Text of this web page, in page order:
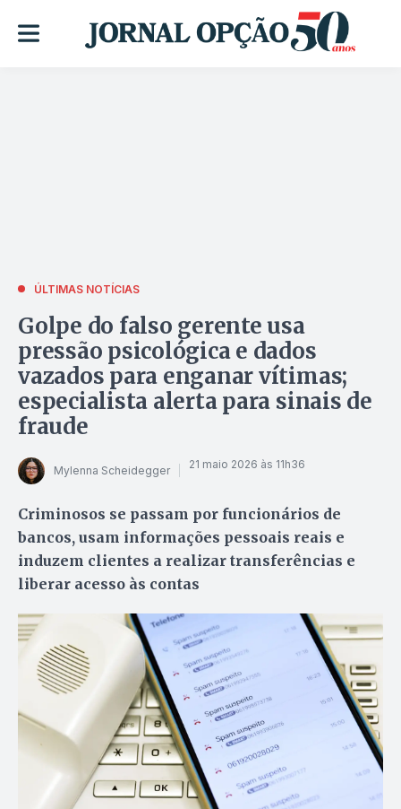
ÚLTIMAS NOTÍCIAS
Golpe do falso gerente usa
pressão psicológica e dados
vazados para enganar vítimas;
especialista alerta para sinais de
fraude
Mylenna Scheidegger 21 maio 2026 às 11h36
Criminosos se passam por funcionários de
bancos, usam informações pessoais reais e
induzem clientes a realizar transferências e
liberar acesso às contas